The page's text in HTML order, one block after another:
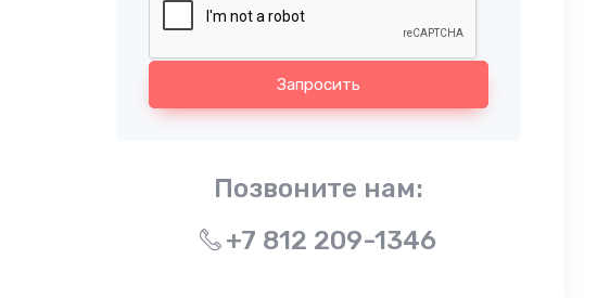
Запросить
Позвоните нам:
+7 812 209-1346